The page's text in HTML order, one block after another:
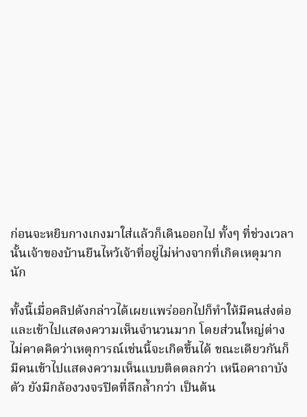
ก่อนจะหยิบกางเกงมาใส่แล้วก็เดินออกไป ทั้งๆ ที่ช่วงเวลา
นั้นเจ้าของบ้านยืนไหว้เจ้าที่อยู่ไม่ห่างจากที่เกิดเหตุมาก
นัก
ทั้งนี้เมื่อคลิปดังกล่าวได้เผยแพร่ออกไปก็ทำให้มีคนส่งต่อ
และเข้าไปแสดงความเห็นจำนวนมาก โดยส่วนใหญ่ต่าง
ไม่คาดคิดว่าเหตุการณ์เช่นนี้จะเกิดขึ้นได้ ขณะเดียวกันก็
มีคนเข้าไปแสดงความเห็นแบบติดตลกว่า เหนือคาถาบัง
ตัว ยังมีกล้องวงจรปิดที่ลึกล้ำกว่า เป็นต้น